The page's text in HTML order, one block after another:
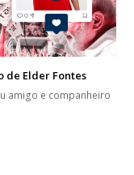
de Elder Fontes
amigo e companheiro